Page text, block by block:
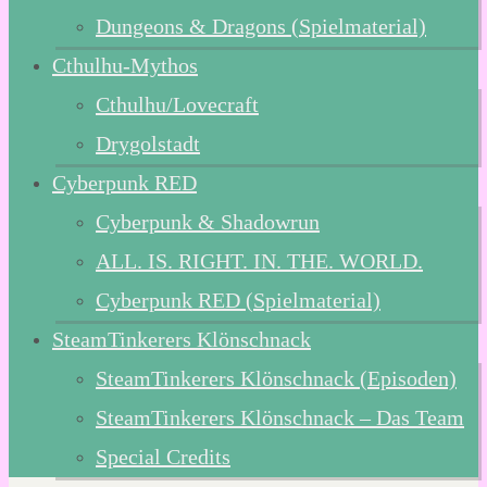
Dungeons & Dragons (Spielmaterial)
Cthulhu-Mythos
Cthulhu/Lovecraft
Drygolstadt
Cyberpunk RED
Cyberpunk & Shadowrun
ALL. IS. RIGHT. IN. THE. WORLD.
Cyberpunk RED (Spielmaterial)
SteamTinkerers Klönschnack
SteamTinkerers Klönschnack (Episoden)
SteamTinkerers Klönschnack – Das Team
Special Credits